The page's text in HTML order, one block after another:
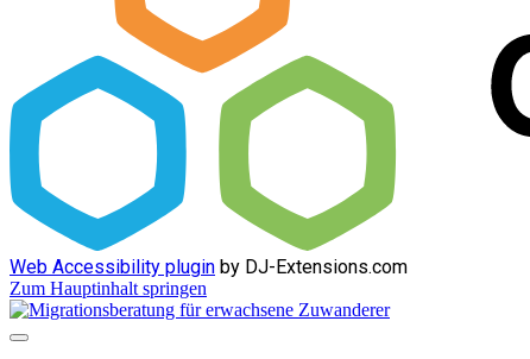
Web Accessibility plugin by DJ-Extensions.com
Zum Hauptinhalt springen